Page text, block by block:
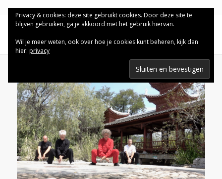
Privacy & cookies: deze site gebruikt cookies. Door deze site te
blijven gebruiken, ga je akkoord met het gebruik hiervan.
Wil je meer weten, ook over hoe je cookies kunt beheren, kijk dan
hier: privacy